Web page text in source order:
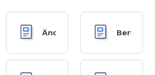
Änderungsprotokoll